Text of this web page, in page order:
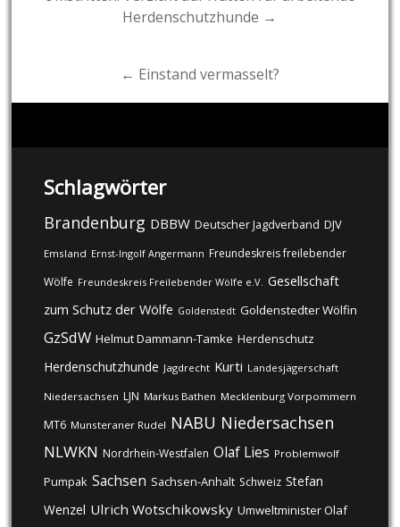
navigationHerdenschutzhunde →
← Einstand vermasselt?
Schlagwörter
Brandenburg DBBW Deutscher Jagdverband DJV
Emsland Ernst-Ingolf Angermann Freundeskreis freilebender
Wölfe Freundeskreis Freilebender Wölfe e.V. Gesellschaft
zum Schutz der Wölfe Goldenstedt Goldenstedter Wölfin
GzSdW Helmut Dammann-Tamke Herdenschutz
Herdenschutzhunde Jagdrecht Kurti Landesjägerschaft
Niedersachsen LJN Markus Bathen Mecklenburg Vorpommern
MT6 Munsteraner Rudel NABU Niedersachsen
NLWKN Nordrhein-Westfalen Olaf Lies Problemwolf
Pumpak Sachsen Sachsen-Anhalt Schweiz Stefan
Wenzel Ulrich Wotschikowsky Umweltminister Olaf